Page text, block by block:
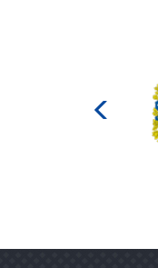
культуры
Российской
федерации